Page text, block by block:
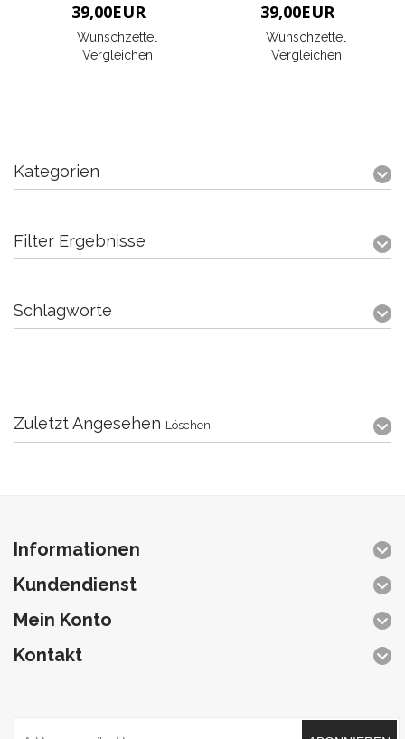
39,00EUR
Wunschzettel
Vergleichen
39,00EUR
Wunschzettel
Vergleichen
Kategorien
Filter Ergebnisse
Schlagworte
Zuletzt Angesehen Löschen
Informationen
Kundendienst
Mein Konto
Kontakt